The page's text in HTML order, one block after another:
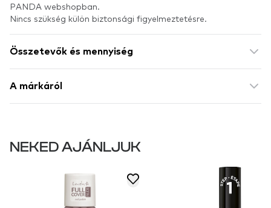
PANDA webshopban.
Nincs szükség külön biztonsági figyelmeztetésre.
Összetevők és mennyiség
A márkáról
NEKED AJÁNLJUK